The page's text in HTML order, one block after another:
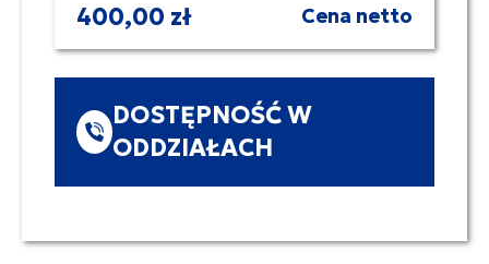
400,00 zł Cena netto
DOSTĘPNOŚĆ W
ODDZIAŁACH